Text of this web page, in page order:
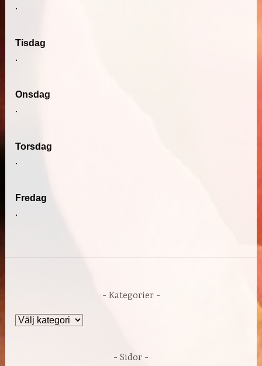
.
Tisdag
.
Onsdag
.
Torsdag
.
Fredag
.
Kategorier
Kategorier
Sidor